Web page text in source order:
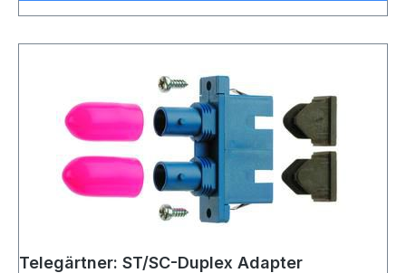
Telegärtner: ST/SC-Duplex Adapter